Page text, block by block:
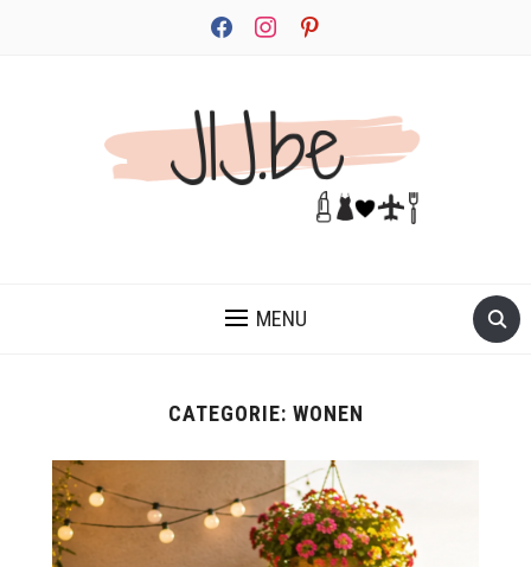
facebookinstagrampinterest
MENU
CATEGORIE: WONEN